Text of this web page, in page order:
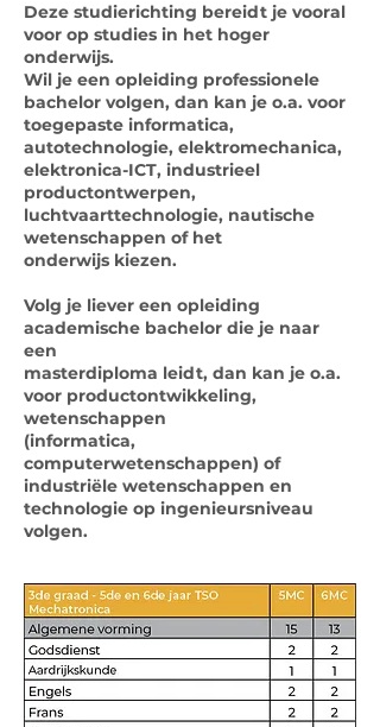
Deze studierichting bereidt je vooral
voor op studies in het hoger
onderwijs.
Wil je een opleiding professionele
bachelor volgen, dan kan je o.a. voor
toegepaste informatica,
autotechnologie, elektromechanica,
elektronica-ICT, industrieel
productontwerpen,
luchtvaarttechnologie, nautische
wetenschappen of het
onderwijs kiezen.
Volg je liever een opleiding
academische bachelor die je naar
een
masterdiploma leidt, dan kan je o.a.
voor productontwikkeling,
wetenschappen
(informatica,
computerwetenschappen) of
industriële wetenschappen en
technologie op ingenieursniveau
volgen.